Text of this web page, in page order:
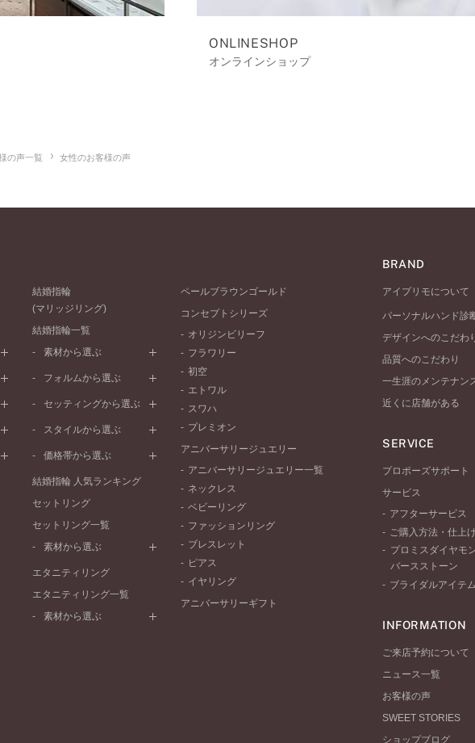
ONLINESHOP
オンラインショップ
の声一覧 女性のお客様の声
結婚指輪
(マリッジリング)
結婚指輪一覧
素材から選ぶ
プラチナ
ピンクゴールド
ペールブラウンゴールド
フォルムから選ぶ
ストレートライン
V字ライン
セッティングから選ぶ
プレーン
セベラルメレ
ラインメレ
スタイルから選ぶ
シンプル
モード
エレガント
ゴージャス
価格帯から選ぶ
50万円～
20万円～30万円
10万円～20万円
結婚指輪 人気ランキング
セットリング
セットリング一覧
素材から選ぶ
プラチナ
ペールブラウンゴールド
エタニティリング
エタニティリング一覧
素材から選ぶ
ペールブラウンゴールド
コンセプトシリーズ
オリジンビリーフ
フラワリー
初空
エトワル
スワハ
プレミオン
アニバーサリージュエリー
アニバーサリージュエリー一覧
ネックレス
ベビーリング
ファッションリング
ブレスレット
ピアス
イヤリング
アニバーサリーギフト
BRAND
アイプリモについて
パーソナルハンド診
デザインへのこだわ
品質へのこだわり
一生涯のメンテナン
近くに店舗がある
SERVICE
プロポーズサポート
サービス
アフターサービス
ご購入方法・仕上
プロミスダイヤモ
バースストーン
ブライダルアイテム
INFORMATION
ご来店予約について
ニュース一覧
お客様の声
SWEET STORIES
ショップブログ